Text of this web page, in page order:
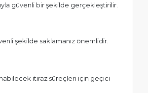
güvenli bir şekilde gerçekleştirilir.
şekilde saklamanız önemlidir.
itiraz süreçleri için geçici